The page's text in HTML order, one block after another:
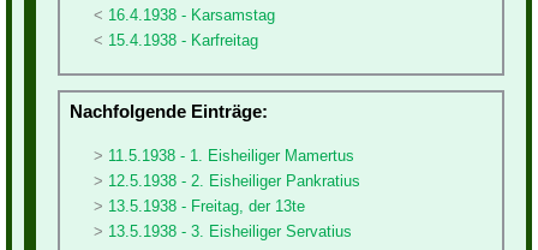
16.4.1938 - Karsamstag
15.4.1938 - Karfreitag
Nachfolgende Einträge:
11.5.1938 - 1. Eisheiliger Mamertus
12.5.1938 - 2. Eisheiliger Pankratius
13.5.1938 - Freitag, der 13te
13.5.1938 - 3. Eisheiliger Servatius